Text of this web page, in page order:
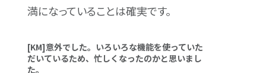
満になっていることは確実です。
[KM]意外でした。いろいろな機能を使っていた
だいているため、忙しくなったのかと思いまし
た。